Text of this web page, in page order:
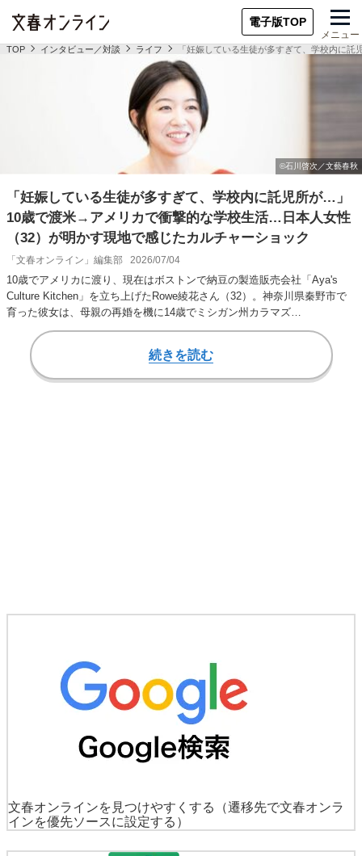
電子版TOP
メニュー
TOP インタビュー／対談 ライフ 「妊娠している生徒が多すぎて、学校内に
「妊娠している生徒が多すぎて、学校内に託児所が…」
10歳で渡米→アメリカで衝撃的な学校生活…日本人女性
（32）が明かす現地で感じたカルチャーショック
「文春オンライン」編集部 2026/07/04
10歳でアメリカに渡り、現在はボストンで納豆の製造販売会社「Aya's
Culture Kitchen」を立ち上げたRowe綾花さん（32）。神奈川県秦野市で
育った彼女は、母親の再婚を機に14歳でミシガン州カラマズ…
続きを読む
文春オンラインを見つけやすくする
（遷移先で文春オンラ
インを優先ソースに設定する）